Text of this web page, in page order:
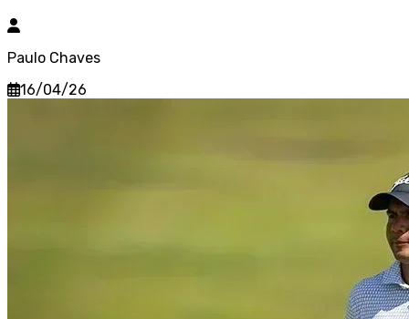
Paulo Chaves
16/04/26